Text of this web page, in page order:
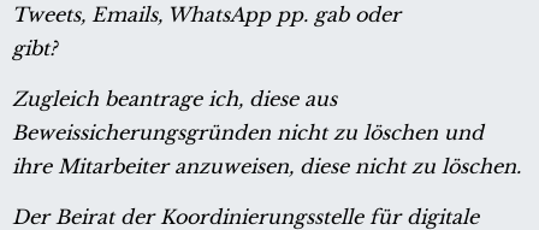
Tweets, Emails, WhatsApp pp. gab oder
gibt?
Zugleich beantrage ich, diese aus
Beweissicherungsgründen nicht zu löschen und
ihre Mitarbeiter anzuweisen, diese nicht zu löschen.
Der Beirat der Koordinierungsstelle für digitale